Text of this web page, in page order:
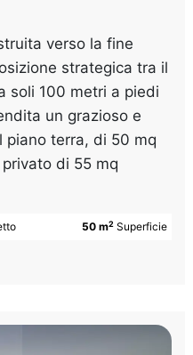
verso la fine
strategica tra il
soli 100 metri a piedi
un grazioso e
piano terra, di 50 mq
di 55 mq
50 m2 Superficie